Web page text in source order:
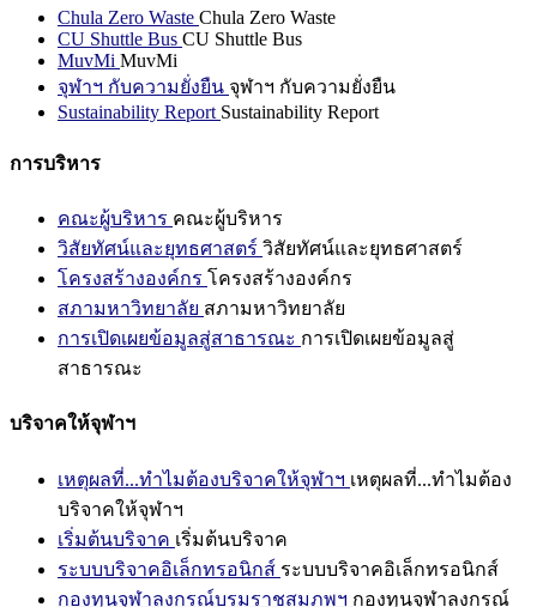
Chula Zero Waste Chula Zero Waste
CU Shuttle Bus CU Shuttle Bus
MuvMi MuvMi
จุฬาฯ กับความยั่งยืน จุฬาฯ กับความยั่งยืน
Sustainability Report Sustainability Report
การบริหาร
คณะผู้บริหาร คณะผู้บริหาร
วิสัยทัศน์และยุทธศาสตร์ วิสัยทัศน์และยุทธศาสตร์
โครงสร้างองค์กร โครงสร้างองค์กร
สภามหาวิทยาลัย สภามหาวิทยาลัย
การเปิดเผยข้อมูลสู่สาธารณะ การเปิดเผยข้อมูลสู่
สาธารณะ
บริจาคให้จุฬาฯ
เหตุผลที่...ทำไมต้องบริจาคให้จุฬาฯ เหตุผลที่...ทำไมต้อง
บริจาคให้จุฬาฯ
เริ่มต้นบริจาค เริ่มต้นบริจาค
ระบบบริจาคอิเล็กทรอนิกส์ ระบบบริจาคอิเล็กทรอนิกส์
กองทุนจุฬาลงกรณ์บรมราชสมภพฯ กองทุนจุฬาลงกรณ์